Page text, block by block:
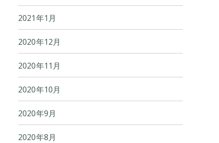
2021年1月
2020年12月
2020年11月
2020年10月
2020年9月
2020年8月